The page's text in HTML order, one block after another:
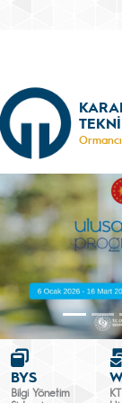
BYS
Bilgi Yönetim